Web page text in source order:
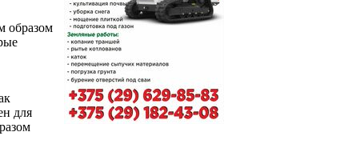
образом
для